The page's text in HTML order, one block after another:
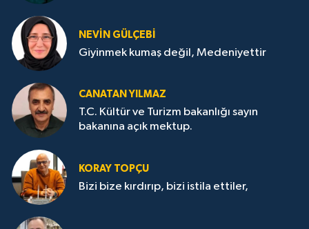
NEVİN GÜLÇEBİ
Giyinmek kumaş değil, Medeniyettir
CANATAN YILMAZ
T.C. Kültür ve Turizm bakanlığı sayın
bakanına açık mektup.
KORAY TOPÇU
Bizi bize kırdırıp, bizi istila ettiler,